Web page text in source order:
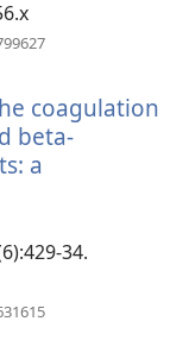
視
窗）
coagulation
beta-
a
34.